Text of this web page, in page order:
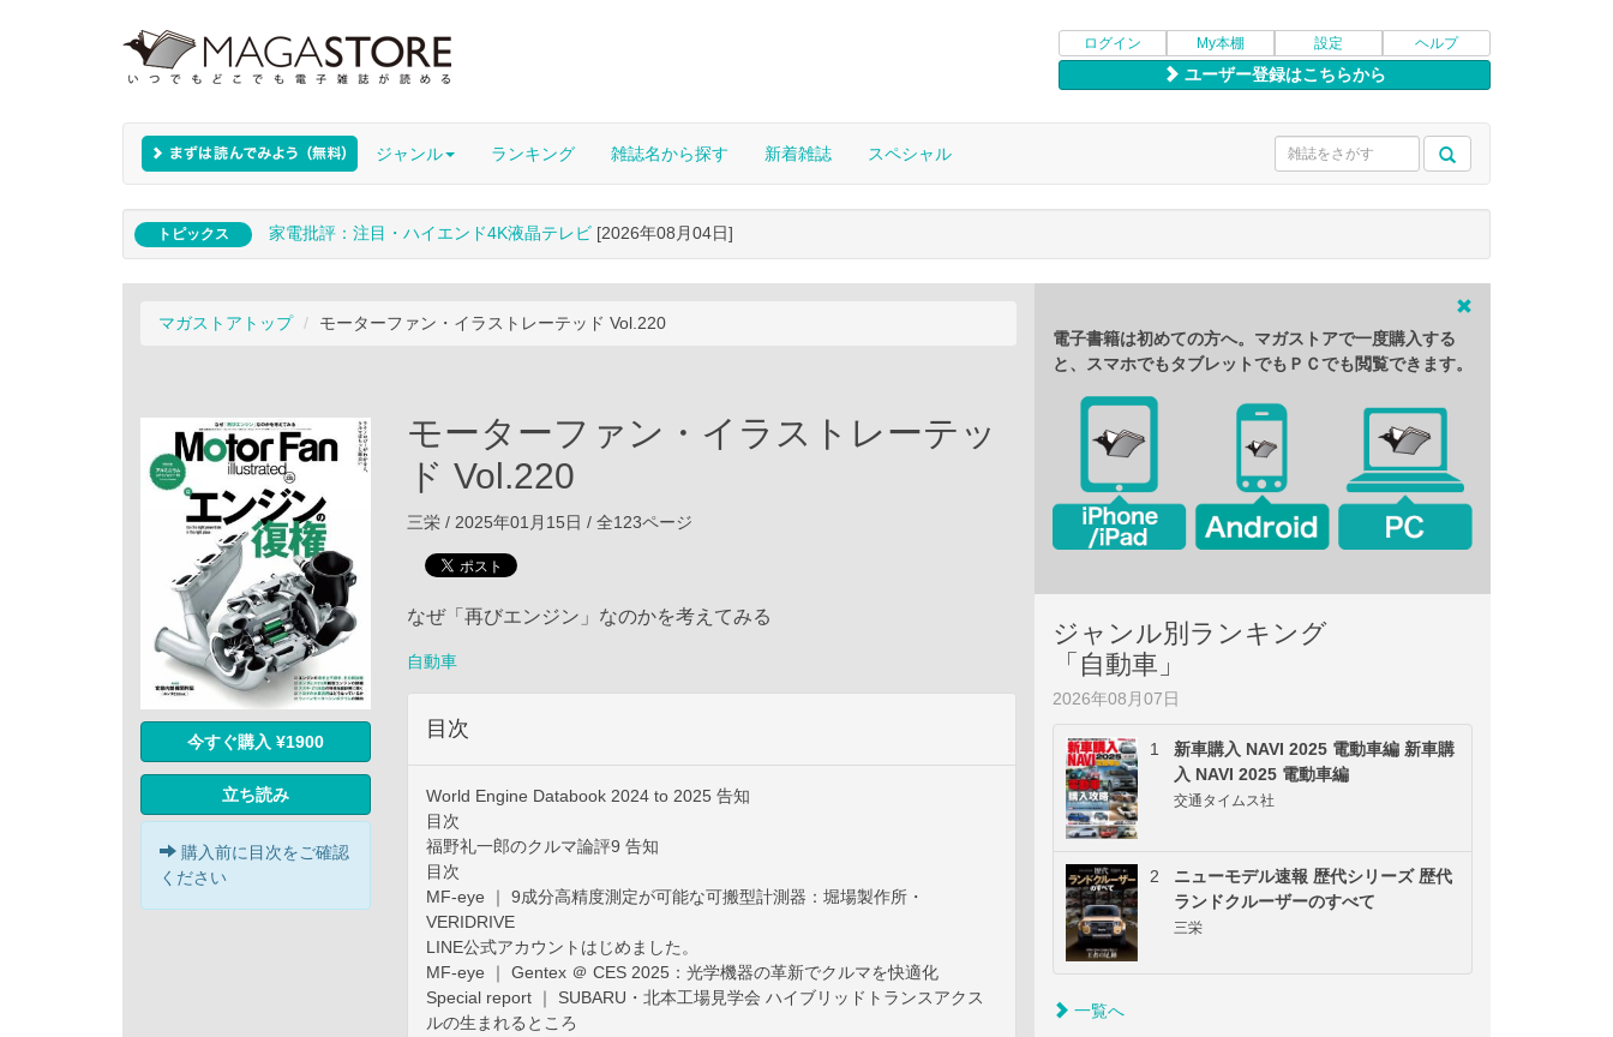
ログイン My本棚 設定 ヘルプ
ユーザー登録はこちらから
ジャンル ランキング 雑誌名から探す 新着雑誌 スペシャル
トピックス 家電批評：注目・ハイエンド4K液晶テレビ [2026年08月04日]
マガストアトップ モーターファン・イラストレーテッド Vol.220
今すぐ購入 ¥1900
立ち読み
購入前に目次をご確認
ください
モーターファン・イラストレーテッ
ド Vol.220
三栄 / 2025年01月15日 / 全123ページ
なぜ「再びエンジン」なのかを考えてみる
自動車
目次
World Engine Databook 2024 to 2025 告知
目次
福野礼一郎のクルマ論評9 告知
目次
MF-eye ｜ 9成分高精度測定が可能な可搬型計測器：堀場製作所・
VERIDRIVE
LINE公式アカウントはじめました。
MF-eye ｜ Gentex ＠ CES 2025：光学機器の革新でクルマを快適化
Special report ｜ SUBARU・北本工場見学会 ハイブリッドトランスアクス
ルの生まれるところ
電子書籍は初めての方へ。マガストアで一度購入する
と、スマホでもタブレットでもＰＣでも閲覧できます。
ジャンル別ランキング
「自動車」
2026年08月07日
1
新車購入 NAVI 2025 電動車編 新車購
入 NAVI 2025 電動車編
交通タイムス社
2
ニューモデル速報 歴代シリーズ 歴代
ランドクルーザーのすべて
三栄
一覧へ